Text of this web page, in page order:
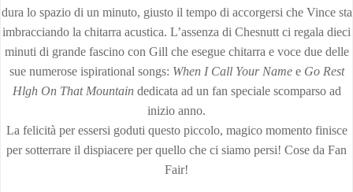
dura lo spazio di un minuto, giusto il tempo di accorgersi che Vince sta
imbracciando la chitarra acustica. L’assenza di Chesnutt ci regala dieci
minuti di grande fascino con Gill che esegue chitarra e voce due delle
sue numerose ispirational songs: When I Call Your Name e Go Rest
Hlgh On That Mountain dedicata ad un fan speciale scomparso ad
inizio anno.
La felicità per essersi goduti questo piccolo, magico momento finisce
per sotterrare il dispiacere per quello che ci siamo persi! Cose da Fan
Fair!